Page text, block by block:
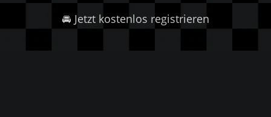
🚘 Jetzt kostenlos registrieren